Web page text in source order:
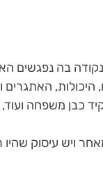
בה נפגשים
האתגרים
כבן משפחה
ויש עיסוק שהיו